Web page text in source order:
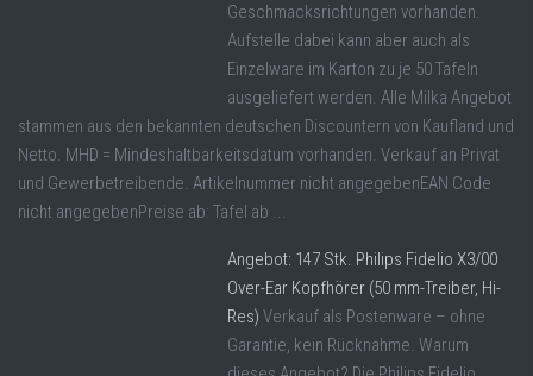
Geschmacksrichtungen vorhanden.
Aufstelle dabei kann aber auch als
Einzelware im Karton zu je 50 Tafeln
ausgeliefert werden. Alle Milka Angebot
stammen aus den bekannten deutschen Discountern von Kaufland und
Netto. MHD = Mindeshaltbarkeitsdatum vorhanden. Verkauf an Privat
und Gewerbetreibende. Artikelnummer nicht angegebenEAN Code
nicht angegebenPreise ab: Tafel ab ...
Angebot: 147 Stk. Philips Fidelio X3/00
Over-Ear Kopfhörer (50 mm-Treiber, Hi-
Res) Verkauf als Postenware – ohne
Garantie, kein Rücknahme. Warum